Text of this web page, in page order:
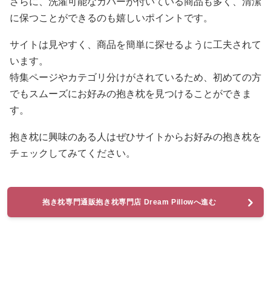
に保つことができるのも嬉しいポイントです。
サイトは見やすく、商品を簡単に探せるように工夫されて
います。
特集ページやカテゴリ分けがされているため、初めての方
でもスムーズにお好みの抱き枕を見つけることができま
す。
抱き枕に興味のある人はぜひサイトからお好みの抱き枕を
チェックしてみてください。
抱き枕専門通販抱き枕専門店 Dream Pillowへ進む